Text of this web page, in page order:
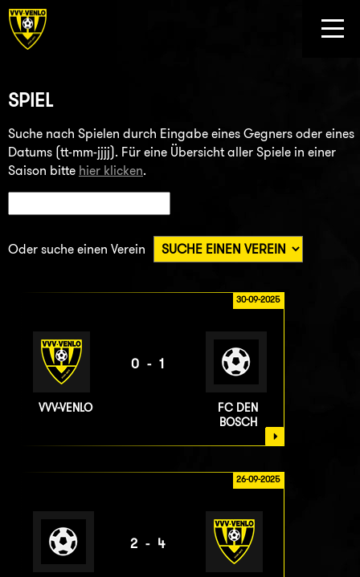
SPIEL
Suche nach Spielen durch Eingabe eines Gegners oder eines
Datums (tt-mm-jjjj). Für eine Übersicht aller Spiele in einer
Saison bitte hier klicken.
Oder suche einen Verein
30-09-2025
VVV-VENLO
0-1
FC DEN
BOSCH
26-09-2025
2-4